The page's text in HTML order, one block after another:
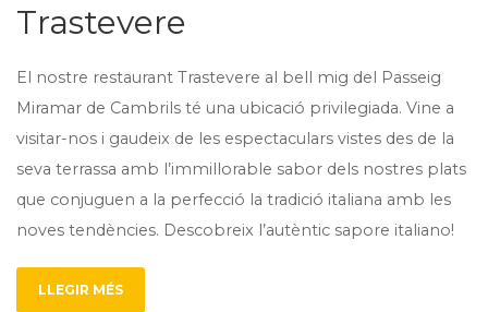
Trastevere
El nostre restaurant Trastevere al bell mig del Passeig
Miramar de Cambrils té una ubicació privilegiada. Vine a
visitar-nos i gaudeix de les espectaculars vistes des de la
seva terrassa amb l’immillorable sabor dels nostres plats
que conjuguen a la perfecció la tradició italiana amb les
noves tendències. Descobreix l’autèntic sapore italiano!
LLEGIR MÉS